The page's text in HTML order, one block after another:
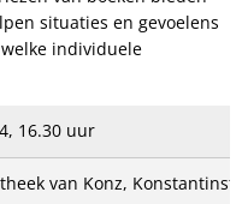
situaties en gevoelens
individuele
16.30 uur
van Konz,